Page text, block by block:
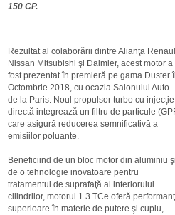
150 CP.
Rezultat al colaborării dintre Alianţa
Nissan Mitsubishi şi Daimler, acest motor a
fost prezentat în premieră pe gama Duster
Octombrie 2018, cu ocazia Salonului Auto
de la Paris. Noul propulsor turbo cu injecţie
directă integrează un filtru de particule
care asigură reducerea semnificativă a
emisiilor poluante.
Beneficiind de un bloc motor din aluminiu
de o tehnologie inovatoare pentru
tratamentul de suprafaţă al interiorului
cilindrilor, motorul 1.3 TCe oferă
superioare în materie de putere şi cuplu,